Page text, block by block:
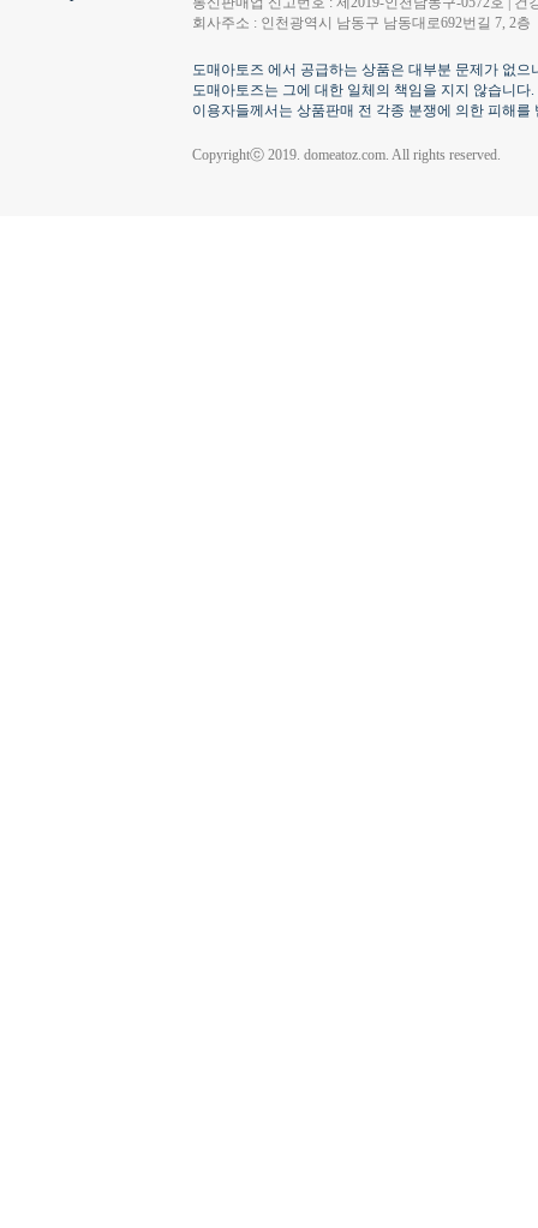
회사주소 : 인천광역시 남동구 남동대로692번길 7, 2층
도매아토즈 에서 공급하는 상품은 대부분 문제가 없
도매아토즈는 그에 대한 일체의 책임을 지지 않습니다.
이용자들께서는 상품판매 전 각종 분쟁에 의한 피해
Copyrightⓒ 2019. domeatoz.com. All rights reserved.